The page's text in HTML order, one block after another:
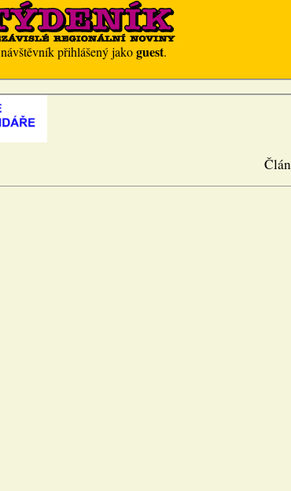
návštěvník přihlášený jakoguest.